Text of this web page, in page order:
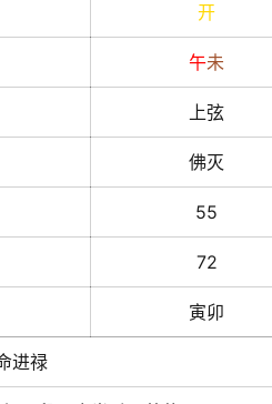
开
午未
上弦
佛灭
55
72
寅卯
进禄